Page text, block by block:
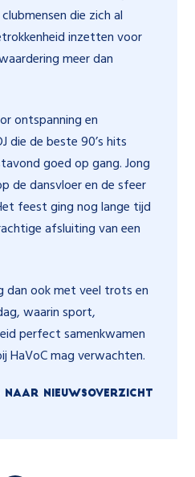
die zich al
inzetten voor
meer dan
ontspanning en
die de beste 90’s hits
goed op gang. Jong
de dansvloer en de sfeer
feest ging nog lange tijd
afsluiting van een
dan ook met veel trots en
waarin sport,
perfect samenkwamen
HaVoC mag verwachten.
NAAR NIEUWSOVERZICHT